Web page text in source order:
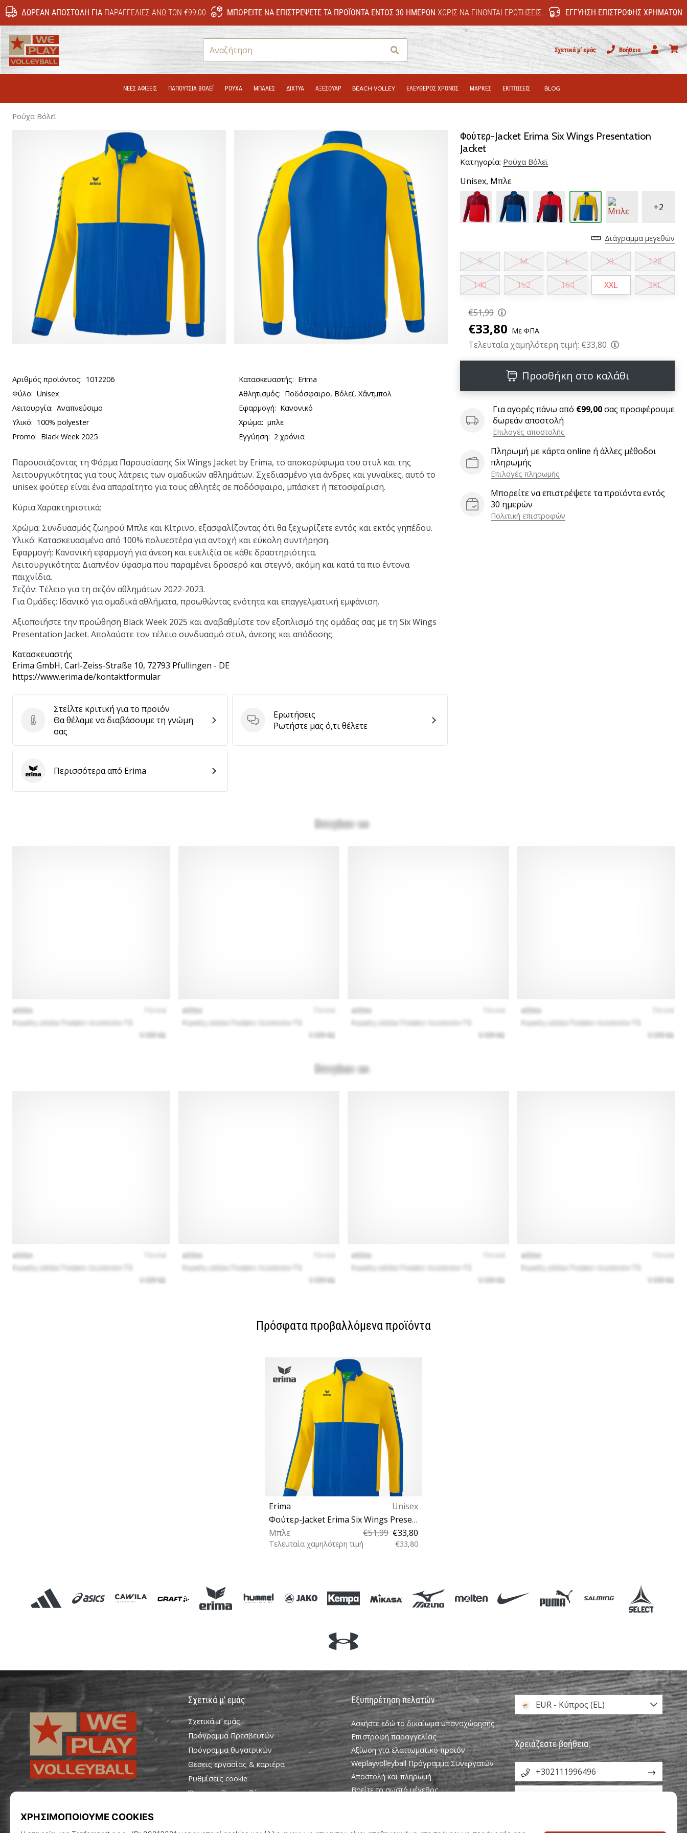
ΔΩΡΕΆΝ ΑΠΟΣΤΟΛΉ ΓΙΑΠΑΡΑΓΓΕΛΊΕΣ ΆΝΩ ΤΩΝ €99,00 ΜΠΟΡΕΊΤΕ ΝΑ ΕΠΙΣΤΡΈΨΕΤΕ ΤΑ ΠΡΟΪΌΝΤΑ ΕΝΤΌΣ 30 ΗΜΕΡΏΝ ΧΩΡΊΣ ΝΑ ΓΊΝΟΝΤΑΙ ΕΡΩΤΉΣΕΙΣ. ΕΓΓΎΗΣΗ ΕΠΙΣΤΡΟΦΉΣ ΧΡΗΜΆΤΩΝ
Αναζήτηση Σχετικά μ' εμάς
Βοήθεια
Χρήστης
ΝΕΕΣ ΑΦΙΞΕΙΣ ΠΑΠΟΎΤΣΙΑ ΒΌΛΕΪ ΡΟΎΧΑ ΜΠΑΛΕΣ ΔΊΧΤΥΑ ΑΞΕΣΟΥΑΡ BEACH VOLLEY ΕΛΕΥΘΕΡΟΣ ΧΡΟΝΟΣ ΜΑΡΚΕΣ ΕΚΠΤΩΣΕΙΣ BLOG
Ρούχα Βόλεϊ
Φούτερ-Jacket Erima Six Wings Presentation
Jacket
Κατηγορία: Ρούχα Βόλεϊ
Unisex, Μπλε
+2
Διάγραμμα μεγεθών
S M L XL 128
140 152 164 XXL 3XL
€51,99
€33,80 Με ΦΠΑ
Τελευταία χαμηλότερη τιμή: €33,80
Προσθήκη στο καλάθι
Για αγορές πάνω από €99,00σας προσφέρουμε
δωρεάν αποστολή
Επιλογές αποστολής
Πληρωμή με κάρτα online ή άλλες μέθοδοι
πληρωμής
Επιλογές πληρωμής
Μπορείτε να επιστρέψετε τα προϊόντα εντός
30 ημερών
Πολιτική επιστροφών
Αριθμός προϊόντος: 1012206 Κατασκευαστής: Erima
Φύλο: Unisex Αθλητισμός: Ποδόσφαιρο, Βόλεϊ, Χάντμπολ
Λειτουργία: Αναπνεύσιμο Εφαρμογή: Κανονικό
Υλικό: 100% polyester Χρώμα: μπλε
Promo: Black Week 2025 Εγγύηση: 2 χρόνια
Παρουσιάζοντας τη Φόρμα Παρουσίασης Six Wings Jacket by Erima, το αποκορύφωμα του στυλ και της
λειτουργικότητας για τους λάτρεις των ομαδικών αθλημάτων. Σχεδιασμένο για άνδρες και γυναίκες, αυτό το
unisex φούτερ είναι ένα απαραίτητο για τους αθλητές σε ποδόσφαιρο, μπάσκετ ή πετοσφαίριση.
Κύρια Χαρακτηριστικά:
Χρώμα: Συνδυασμός ζωηρού Μπλε και Κίτρινο, εξασφαλίζοντας ότι θα ξεχωρίζετε εντός και εκτός γηπέδου.
Υλικό: Κατασκευασμένο από 100% πολυεστέρα για αντοχή και εύκολη συντήρηση.
Εφαρμογή: Κανονική εφαρμογή για άνεση και ευελιξία σε κάθε δραστηριότητα.
Λειτουργικότητα: Διαπνέον ύφασμα που παραμένει δροσερό και στεγνό, ακόμη και κατά τα πιο έντονα
παιχνίδια.
Σεζόν: Τέλειο για τη σεζόν αθλημάτων 2022-2023.
Για Ομάδες: Ιδανικό για ομαδικά αθλήματα, προωθώντας ενότητα και επαγγελματική εμφάνιση.
Αξιοποιήστε την προώθηση Black Week 2025 και αναβαθμίστε τον εξοπλισμό της ομάδας σας με τη Six Wings
Presentation Jacket. Απολαύστε τον τέλειο συνδυασμό στυλ, άνεσης και απόδοσης.
Κατασκευαστής
Erima GmbH, Carl-Zeiss-Straße 10, 72793 Pfullingen - DE
https://www.erima.de/kontaktformular
Στείλτε κριτική για το προϊόν
Στείλτε κριτική για το προϊόν
Θα θέλαμε να διαβάσουμε τη γνώμη
σας
Ερωτήσεις
Ερωτήσεις
Ρωτήστε μας ό,τι θέλετε
ErimaΠερισσότερα από Erima
Πρόσφατα προβαλλόμενα προϊόντα
Erima
Unisex
Φούτερ-Jacket Erima Six Wings Presentation Jacket
Μπλε
€51,99 €33,80
Τελευταία χαμηλότερη τιμή €33,80
Σχετικά μ' εμάς
Σχετικά μ' εμάς
Πρόγραμμα Πρεσβευτών
Πρόγραμμα θυγατρικών
Θέσεις εργασίας & καριέρα
Ρυθμίσεις cookie
Όροι και Προϋποθέσεις
Εξυπηρέτηση πελατών
Ασκήστε εδώ το δικαίωμα υπαναχώρησης
Επιστροφή παραγγελίας
Αξίωση για ελαττωματικό προϊόν
Weplayvolleyball Πρόγραμμα Συνεργατών
Αποστολή και πληρωμή
Βρείτε το σωστό μέγεθος
Πολιτική απορρήτου
EUR - Κύπρος (EL)
Χρειάζεστε βοήθεια;
+302111996496